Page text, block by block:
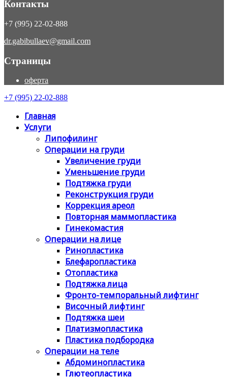
Контакты
+7 (995) 22-02-888
dr.gabibullaev@gmail.com
Страницы
оферта
+7 (995) 22-02-888
Главная
Услуги
Липофилинг
Операции на груди
Увеличение груди
Уменьшение груди
Подтяжка груди
Реконструкция груди
Коррекция ареол
Повторная маммопластика
Гинекомастия
Операции на лице
Ринопластика
Блефаропластика
Отопластика
Подтяжка лица
Фронто-темпоральный лифтинг
Височный лифтинг
Подтяжка шеи
Платизмопластика
Пластика подбородка
Операции на теле
Абдоминопластика
Глютеопластика